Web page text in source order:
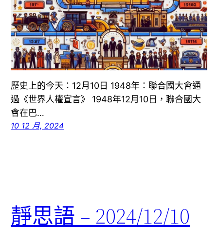
歷史上的今天：12月10日 1948年：聯合國大會通
過《世界人權宣言》 1948年12月10日，聯合國大
會在巴…
10 12 月, 2024
靜思語 – 2024/12/10